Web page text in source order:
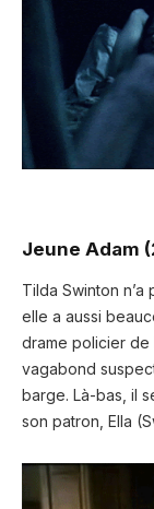
Jeune Adam
Tilda Swinton
elle a aussi
drame policier de
vagabond
barge. Là-bas, il
son patron, Ella